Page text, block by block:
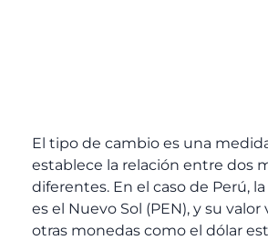
El tipo de cambio es una
establece la relación entre dos
diferentes. En el caso de Perú,
es el Nuevo Sol (PEN), y su valor
otras monedas como el dólar